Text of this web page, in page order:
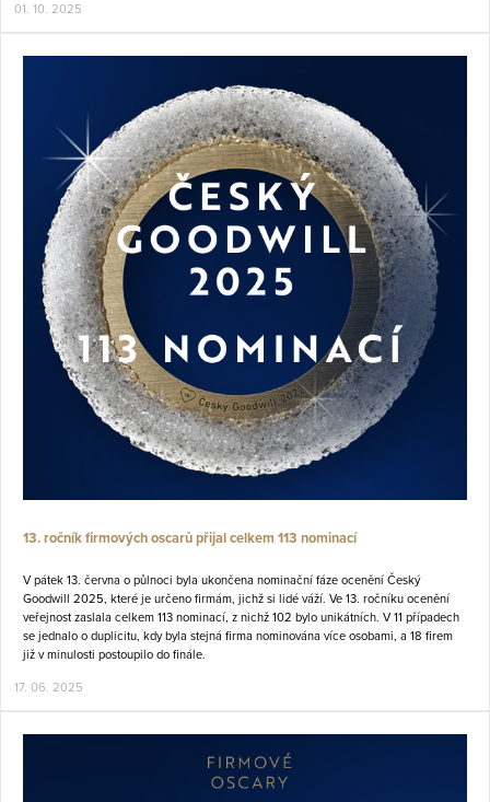
01. 10. 2025
13. ročník firmových oscarů přijal celkem 113 nominací
V pátek 13. června o půlnoci byla ukončena nominační fáze ocenění Český
Goodwill 2025, které je určeno firmám, jichž si lidé váží. Ve 13. ročníku ocenění
veřejnost zaslala celkem 113 nominací, z nichž 102 bylo unikátních. V 11 případech
se jednalo o duplicitu, kdy byla stejná firma nominována více osobami, a 18 firem
již v minulosti postoupilo do finále.
17. 06. 2025